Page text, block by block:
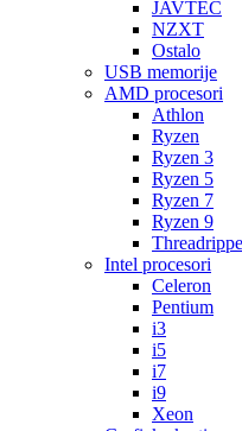
JAVTEC
NZXT
Ostalo
USB memorije
AMD procesori
Athlon
Ryzen
Ryzen 3
Ryzen 5
Ryzen 7
Ryzen 9
Intel procesori
Celeron
Pentium
i3
i5
i7
i9
Xeon